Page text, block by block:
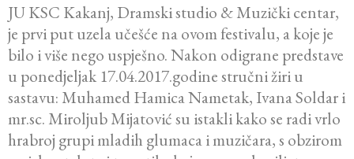
JU KSC Kakanj, Dramski studio & Muzički centar,
je prvi put uzela učešće na ovom festivalu, a koje je
bilo i više nego uspješno. Nakon odigrane predstave
u ponedjeljak 17.04.2017.godine stručni žiri u
sastavu: Muhamed Hamica Nametak, Ivana Soldar i
mr.sc. Miroljub Mijatović su istakli kako se radi vrlo
hrabroj grupi mladih glumaca i muzičara, s obzirom